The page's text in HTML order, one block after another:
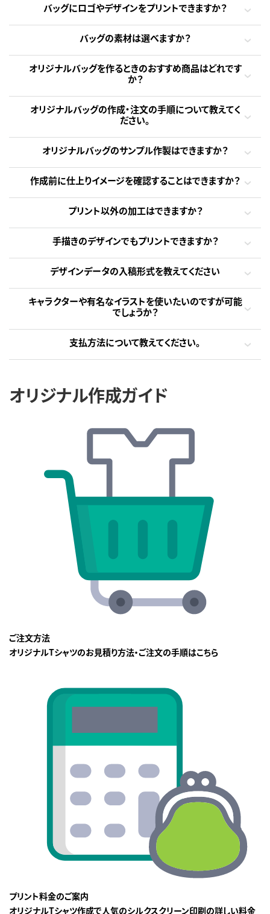
バッグにロゴやデザインをプリントできますか？
バッグの素材は選べますか？
オリジナルバッグを作るときのおすすめ商品はどれです
か？
オリジナルバッグの作成・注文の手順について教えてく
ださい。
オリジナルバッグのサンプル作製はできますか？
作成前に仕上りイメージを確認することはできますか？
プリント以外の加工はできますか？
手描きのデザインでもプリントできますか？
デザインデータの入稿形式を教えてください
キャラクターや有名なイラストを使いたいのですが可能
でしょうか？
支払方法について教えてください。
オリジナル作成ガイド
ご注文方法
オリジナルTシャツのお見積り方法・ご注文の手順はこちら
プリント料金のご案内
オリジナルTシャツ作成で人気のシルクスクリーン印刷の詳しい料金